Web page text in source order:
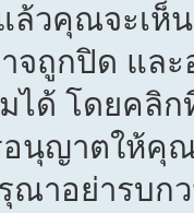
ล้วคุณจะเห็
จถูกปิด แล
ได้ โดยคลิ
นุญาตให้คุณ
ณาอย่ารบก